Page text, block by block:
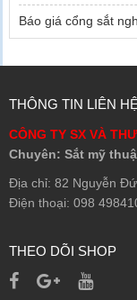
Báo giá cổng sắt
THÔNG TIN LIÊN HỆ
CÔNG TY SX VÀ
Chuyên: Sắt mỹ
Địa chỉ: 82 Nguyễn
Điện thoại: 098
THEO DÕI SHOP